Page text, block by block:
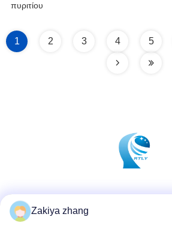
πυριτίου
1 2 3 4 5
Zakiya zhang